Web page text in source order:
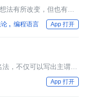
法有所改变，但也有一
编程语言 App 打开
，不仅可以写出主谓宾
App 打开